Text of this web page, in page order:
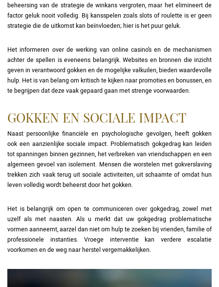
beheersing van de strategie de winkans vergroten, maar het elimineert de
factor geluk nooit volledig. Bij kansspelen zoals slots of roulette is er geen
strategie die de uitkomst kan beïnvloeden; hier is het puur geluk.
Het informeren over de werking van online casino’s en de mechanismen
achter de spellen is eveneens belangrijk. Websites en bronnen die inzicht
geven in verantwoord gokken en de mogelijke valkuilen, bieden waardevolle
hulp. Het is van belang om kritisch te kijken naar promoties en bonussen, en
te begrijpen dat deze vaak gepaard gaan met strenge voorwaarden.
GOKKEN EN SOCIALE IMPACT
Naast persoonlijke financiële en psychologische gevolgen, heeft gokken
ook een aanzienlijke sociale impact. Problematisch gokgedrag kan leiden
tot spanningen binnen gezinnen, het verbreken van vriendschappen en een
algemeen gevoel van isolement. Mensen die worstelen met gokverslaving
trekken zich vaak terug uit sociale activiteiten, uit schaamte of omdat hun
leven volledig wordt beheerst door het gokken.
Het is belangrijk om open te communiceren over gokgedrag, zowel met
uzelf als met naasten. Als u merkt dat uw gokgedrag problematische
vormen aanneemt, aarzel dan niet om hulp te zoeken bij vrienden, familie of
professionele instanties. Vroege interventie kan verdere escalatie
voorkomen en de weg naar herstel vergemakkelijken.